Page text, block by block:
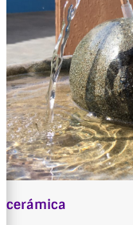
cerámica